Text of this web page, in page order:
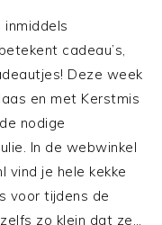
inmiddels
cadeau’s,
Deze week
en met Kerstmis
nodige
In de webwinkel
vind je hele kekke
voor tijdens de
zo klein dat ze…